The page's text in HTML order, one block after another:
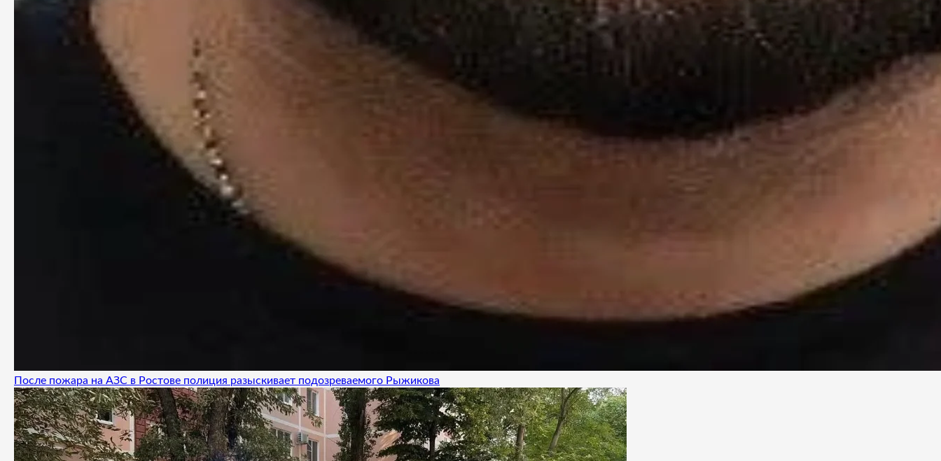
После пожара на АЗС в Ростове полиция разыскивает подозреваемого Рыжикова